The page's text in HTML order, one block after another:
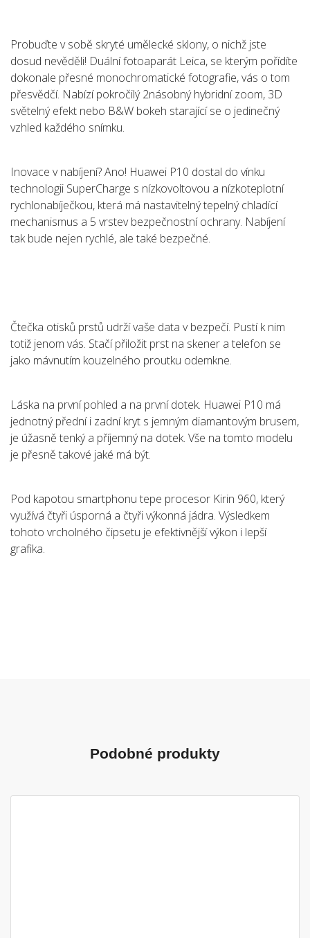
Probuďte v sobě skryté umělecké sklony, o nichž jste
dosud nevěděli! Duální fotoaparát Leica, se kterým pořídíte
dokonale přesné monochromatické fotografie, vás o tom
přesvědčí. Nabízí pokročilý 2násobný hybridní zoom, 3D
světelný efekt nebo B&W bokeh starající se o jedinečný
vzhled každého snímku.
Inovace v nabíjení? Ano! Huawei P10 dostal do vínku
technologii SuperCharge s nízkovoltovou a nízkoteplotní
rychlonabíječkou, která má nastavitelný tepelný chladící
mechanismus a 5 vrstev bezpečnostní ochrany. Nabíjení
tak bude nejen rychlé, ale také bezpečné.
Čtečka otisků prstů udrží vaše data v bezpečí. Pustí k nim
totiž jenom vás. Stačí přiložit prst na skener a telefon se
jako mávnutím kouzelného proutku odemkne.
Láska na první pohled a na první dotek. Huawei P10 má
jednotný přední i zadní kryt s jemným diamantovým brusem,
je úžasně tenký a příjemný na dotek. Vše na tomto modelu
je přesně takové jaké má být.
Pod kapotou smartphonu tepe procesor Kirin 960, který
využívá čtyři úsporná a čtyři výkonná jádra. Výsledkem
tohoto vrcholného čipsetu je efektivnější výkon i lepší
grafika.
Podobné produkty